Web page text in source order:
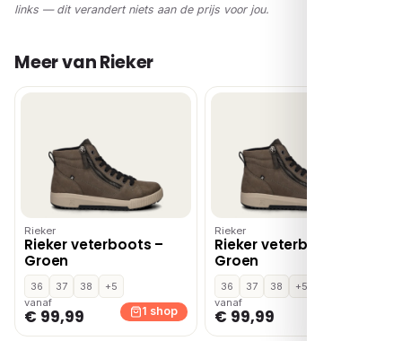
links — dit verandert niets aan de prijs voor jou.
Meer van Rieker
Rieker
Rieker veterboots –
Groen
36 37 38
+5
vanaf
€ 99,99 1 shop
Rieker
Rieker veterboots –
Groen
36 37 38
+5
vanaf
€ 99,99